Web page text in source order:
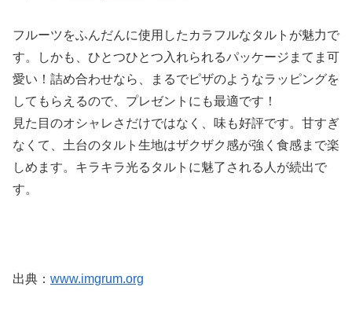
フルーツをふんだんに使用したカラフルなタルトが魅力で
す。しかも、ひとつひとつ入れられるパッケージまてま可
愛い！詰め合わせなら、まるでピザのようなラッピングを
してもらえるので、プレゼントにも最適です！
見た目のオシャレさだけではなく、味も好評です。甘すぎ
なくて、土台のタルト生地はザクザク感が強く食感まで楽
しめます。キラキラ光るタルトに魅了される人が続出で
す。
出典： www.imgrum.org